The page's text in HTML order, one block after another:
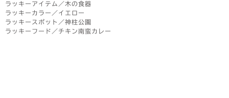
ラッキーアイテム／木の食器
ラッキーカラー／イエロー
ラッキースポット／神柱公園
ラッキーフード／チキン南蛮カレー